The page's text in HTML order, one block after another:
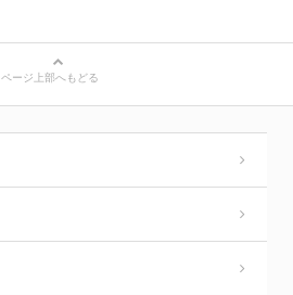
ページ上部へもどる